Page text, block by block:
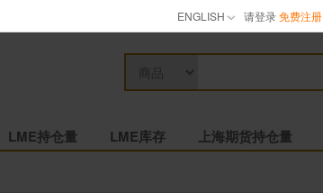
ENGLISH 请登录免费注册
LME持仓量 LME库存 上海期货持仓量